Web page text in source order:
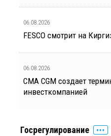
06.08.2026
FESCO смотрит на
06.08.2026
CMA CGM создает
инвесткомпанией
Госрегулирование